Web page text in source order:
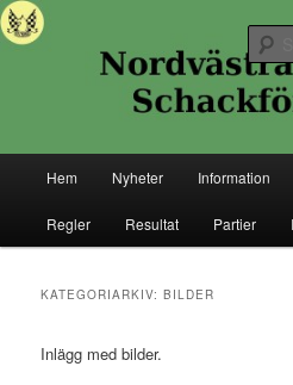
Hoppa
till
Hoppa
till
Nordvästra
Senaste nytt ifrån Nordvästra Skånes
Hem Nyheter Information
Regler Resultat Partier
KATEGORIARKIV:BILDER
Inlägg med bilder.